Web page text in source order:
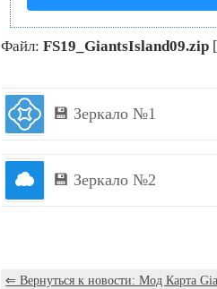
Файл:FS19_GiantsIsland09.zip
💾 Зеркало №1
💾 Зеркало №2
⇐ Вернуться к новости: Мод Карта